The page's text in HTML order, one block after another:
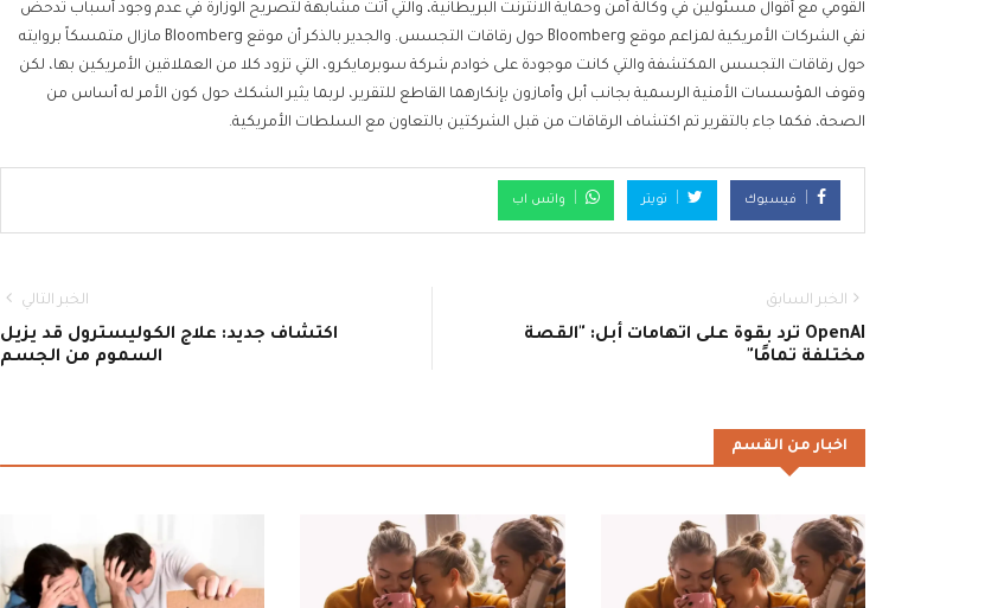
القومي مع أقوال مسئولين في وكالة أمن وحماية الانترنت البريطانية، والتي أتت مشابهة لتصريح الوزارة في عدم وجود أسباب تدحض
نفي الشركات الأمريكية لمزاعم موقع Bloomberg حول رقاقات التجسس. والجدير بالذكر أن موقع Bloomberg مازال متمسكاً بروايته
حول رقاقات التجسس المكتشفة والتي كانت موجودة على خوادم شركة سوبرمايكرو، التي تزود كلا من العملاقين الأمريكين بها، لكن
وقوف المؤسسات الأمنية الرسمية بجانب أبل وأمازون بإنكارهما القاطع للتقرير، لربما يثير الشكك حول كون الأمر له أساس من
الصحة، فكما جاء بالتقرير تم اكتشاف الرقاقات من قبل الشركتين بالتعاون مع السلطات الأمريكية.
فيسبوك تويتر واتس اب
الخبر السابق
OpenAI ترد بقوة على اتهامات أبل: "القصة
مختلفة تمامًا"
الخبر التالي
اكتشاف جديد: علاج الكوليسترول قد يزيل
السموم من الجسم
اخبار من القسم